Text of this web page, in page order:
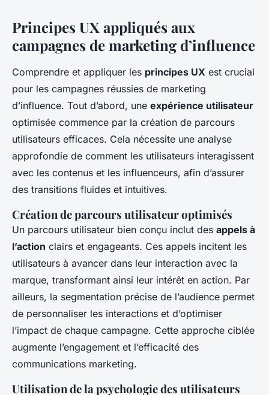
Principes UX appliqués aux
campagnes de marketing d’influence
Comprendre et appliquer les principes UX est crucial
pour les campagnes réussies de marketing
d’influence. Tout d’abord, une expérience utilisateur
optimisée commence par la création de parcours
utilisateurs efficaces. Cela nécessite une analyse
approfondie de comment les utilisateurs interagissent
avec les contenus et les influenceurs, afin d’assurer
des transitions fluides et intuitives.
Création de parcours utilisateur optimisés
Un parcours utilisateur bien conçu inclut des appels à
l’action clairs et engageants. Ces appels incitent les
utilisateurs à avancer dans leur interaction avec la
marque, transformant ainsi leur intérêt en action. Par
ailleurs, la segmentation précise de l’audience permet
de personnaliser les interactions et d’optimiser
l’impact de chaque campagne. Cette approche ciblée
augmente l’engagement et l’efficacité des
communications marketing.
Utilisation de la psychologie des utilisateurs